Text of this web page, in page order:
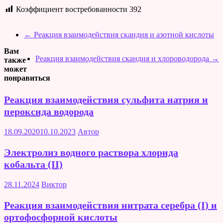
Коэффициент востребованности 392
← Реакция взаимодействия скандия и азотной кислоты
Реакция взаимодействия скандия и хлороводорода →
Вам
также
может
понравиться
Реакция взаимодействия сульфита натрия и
пероксида водорода
18.09.202010.10.2023 Автор
Электролиз водного раствора хлорида
кобальта (II)
28.11.2024 Виктор
Реакция взаимодействия нитрата серебра (I) и
ортофосфорной кислоты